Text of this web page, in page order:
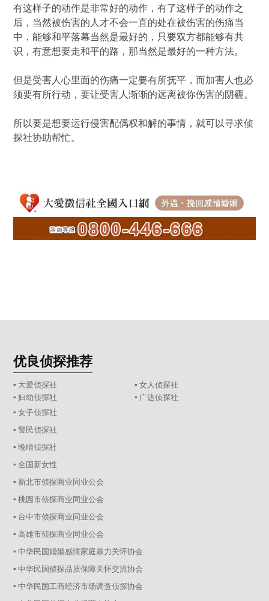
有这样子的动作是非常好的动作，有了这样子的动作之
后，当然被伤害的人才不会一直的处在被伤害的伤痛当
中，能够和平落幕当然是最好的，只要双方都能够有共
识，有意想要走和平的路，那当然是最好的一种方法。
但是受害人心里面的伤痛一定要有所抚平，而加害人也必
须要有所行动，要让受害人渐渐的远离被你伤害的阴霾。
所以要是想要运行侵害配偶权和解的事情，就可以寻求侦
探社协助帮忙。
优良侦探推荐
▪ 大爱侦探社
▪ 女人侦探社
▪ 妇幼侦探社
▪ 广达侦探社
▪ 女子侦探社
▪ 警民侦探社
▪ 晚晴侦探社
▪ 全国新女性
▪ 新北市侦探商业同业公会
▪ 桃园市侦探商业同业公会
▪ 台中市侦探商业同业公会
▪ 高雄市侦探商业同业公会
▪ 中华民国婚姻感情家庭暴力关怀协会
▪ 中华民国侦探品质保障关怀交流协会
▪ 中华民国工商经济市场调查侦探协会